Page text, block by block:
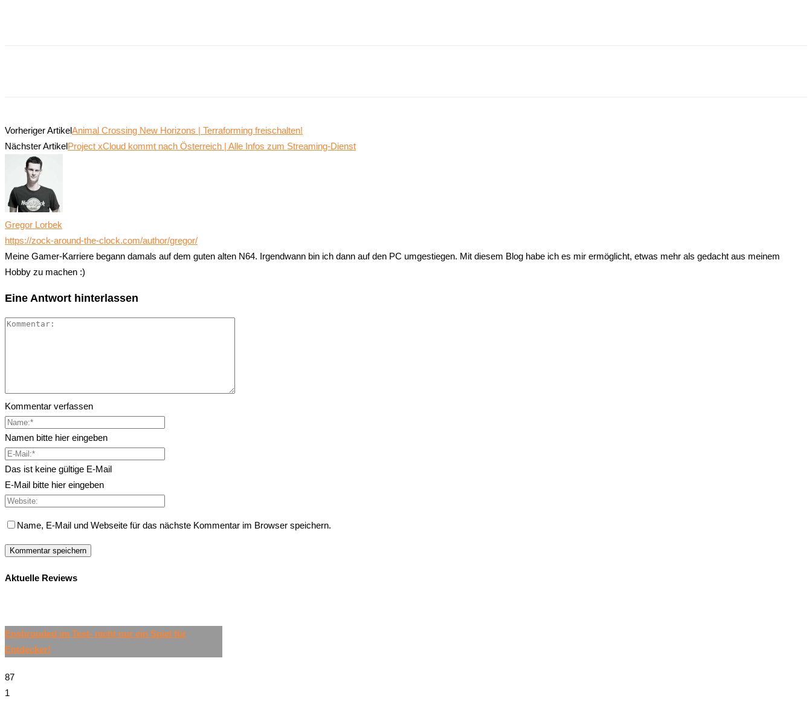
Vorheriger ArtikelAnimal Crossing New Horizons | Terraforming freischalten!
Nächster ArtikelProject xCloud kommt nach Österreich | Alle Infos zum Streaming-Dienst
Gregor Lorbek
https://zock-around-the-clock.com/author/gregor/
Meine Gamer-Karriere begann damals auf dem guten alten N64. Irgendwann bin ich dann auf den PC umgestiegen. Mit diesem Blog habe ich es mir ermöglicht, etwas mehr als gedacht aus meinem
Hobby zu machen :)
Eine Antwort hinterlassen
Kommentar verfassen
Namen bitte hier eingeben
Das ist keine gültige E-Mail
E-Mail bitte hier eingeben
Name, E-Mail und Webseite für das nächste Kommentar im Browser speichern.
Aktuelle Reviews
Enshrouded im Test- nicht nur ein Spiel für
Entdecker!
87
1